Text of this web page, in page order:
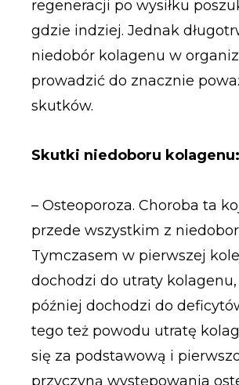
regeneracji po wysiłku
gdzie indziej. Jednak
niedobór kolagenu w
prowadzić do znacznie
skutków.
Skutki niedoboru kolagenu:
– Osteoporoza. Choroba ta
przede wszystkim z
Tymczasem w pierwszej
dochodzi do utraty
później dochodzi do
tego też powodu utratę
się za podstawową i
przyczyną występowania